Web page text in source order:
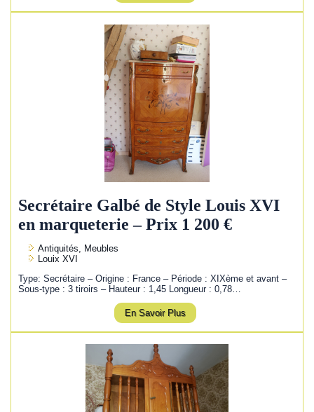
Secrétaire Galbé de Style Louis XVI
en marqueterie – Prix 1 200 €
Antiquités, Meubles
Louix XVI
Type: Secrétaire – Origine : France – Période : XIXème et avant –
Sous-type : 3 tiroirs – Hauteur : 1,45 Longueur : 0,78…
En Savoir Plus